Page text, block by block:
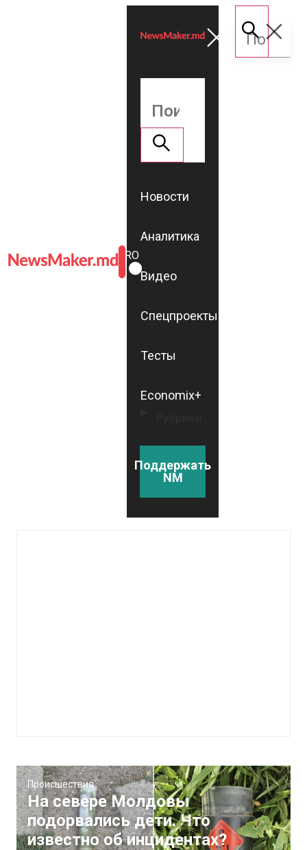
ROMÂNĂ
RU
Новости
Аналитика
Видео
Спецпроекты
Тесты
Economix+
Поддержать
NM
Происшествия
На севере Молдовы
подорвались дети. Что
известно об инцидентах?